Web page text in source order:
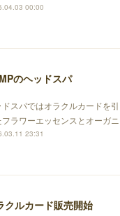
00:00
のヘッドスパ
ドスパではオラクルカードを
フラワーエッセンスとオーガ
23:31
クルカード販売開始